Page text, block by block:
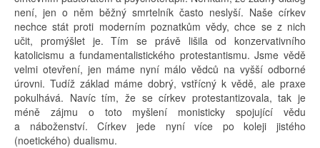
není, jen o něm běžný smrtelník často neslyší. Naše církev
nechce stát proti moderním poznatkům vědy, chce se z nich
učit, promýšlet je. Tím se právě lišila od konzervativního
katolicismu a fundamentalistického protestantismu. Jsme vědě
velmi otevření, jen máme nyní málo vědců na vyšší odborné
úrovni. Tudíž základ máme dobrý, vstřícný k vědě, ale praxe
pokulhává. Navíc tím, že se církev protestantizovala, tak je
méně zájmu o toto myšlení monisticky spojující vědu
a náboženství. Církev jede nyní více po koleji jistého
(noetického) dualismu.